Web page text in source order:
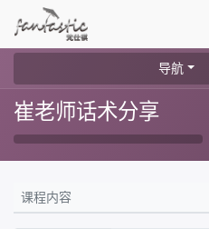
导航
崔老师话术分享
课程内容